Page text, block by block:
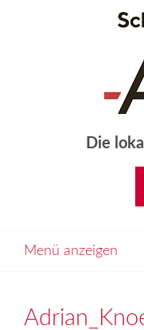
Die
Menü anzeigen